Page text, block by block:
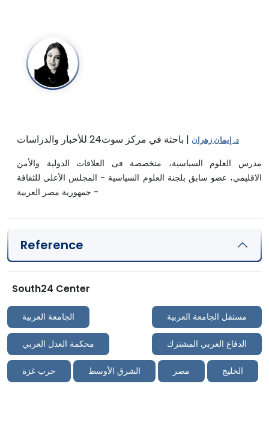
د. إيمان زهران | باحثة في مركز سوث24 للأخبار والدراسات
مدرس العلوم السياسية، متخصصة فى العلاقات الدولية والأمن
الاقليمي، عضو سابق بلجنة العلوم السياسية - المجلس الأعلى للثقافة
- جمهورية مصر العربية
Reference
South24 Center
الجامعة العربية مستقل الجامعة العربية
محكمة العدل العربي الدفاع العربي المشترك
حرب غزة الشرق الأوسط مصر الخليج